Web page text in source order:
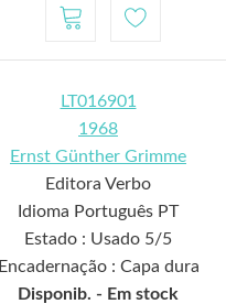
LT016901
1968
Ernst Günther Grimme
Editora Verbo
Idioma Português PT
Estado : Usado 5/5
Encadernação : Capa dura
Disponib. - Em stock